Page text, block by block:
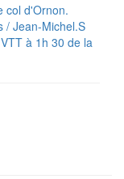
col d'Ornon.
/ Jean-Michel.S
à 1h 30 de la